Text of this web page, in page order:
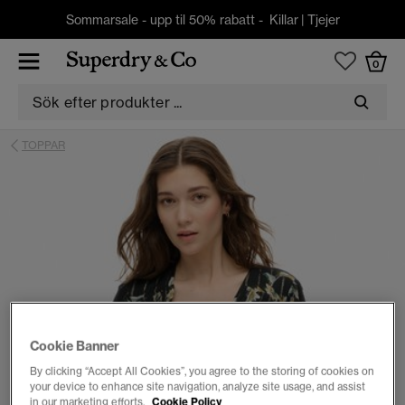
Sommarsale - upp til 50% rabatt - Killar| Tjejer
0
TOPPAR
Cookie Banner
By clicking “Accept All Cookies”, you agree to the storing of cookies on
your device to enhance site navigation, analyze site usage, and assist
in our marketing efforts. Cookie Policy